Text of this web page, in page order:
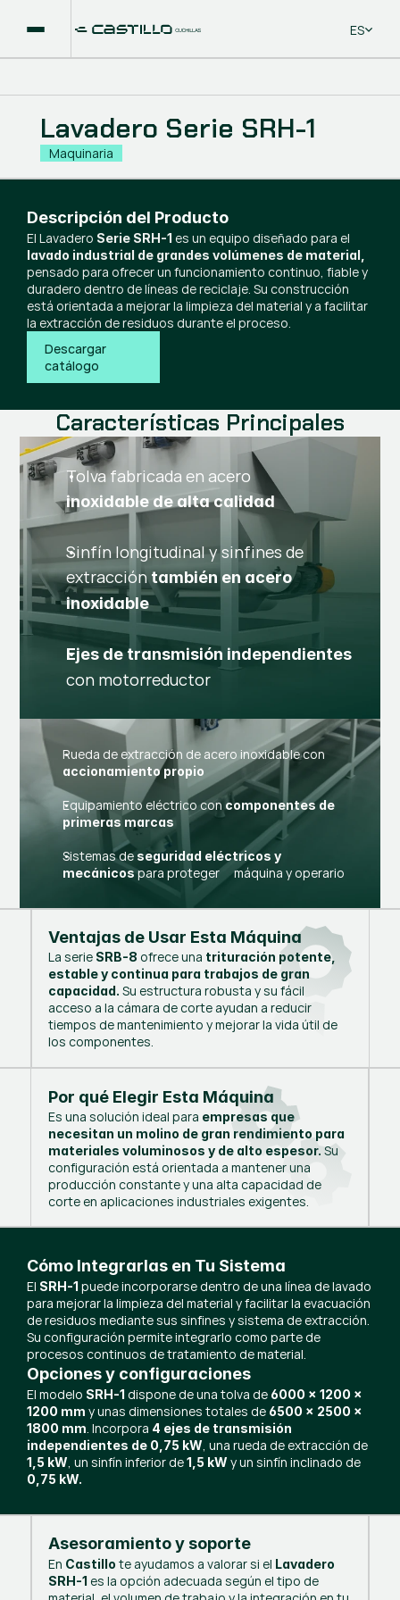
Select
ES
Lavadero Serie SRH-1
Maquinaria
Descripción del Producto
El Lavadero Serie SRH-1 es un equipo diseñado para el
lavado industrial de grandes volúmenes de material,
pensado para ofrecer un funcionamiento continuo, fiable y
duradero dentro de líneas de reciclaje. Su construcción
está orientada a mejorar la limpieza del material y a facilitar
la extracción de residuos durante el proceso.
Descargar
catálogo
Características Principales
Tolva fabricada en acero
inoxidable de alta calidad
Sinfín longitudinal y sinfines de
extraccióntambién en acero
inoxidable
Ejes de transmisión independientes
con motorreductor
Rueda de extracción de acero inoxidable con
accionamiento propio
Equipamiento eléctrico con componentes de
primeras marcas
Sistemas de seguridad eléctricos y
mecánicospara proteger máquina y operario
Cómo Integrarlas en Tu Sistema
El SRH-1 puede incorporarse dentro de una línea de lavado
para mejorar la limpieza del material y facilitar la evacuación
de residuos mediante sus sinfines y sistema de extracción.
Su configuración permite integrarlo como parte de
procesos continuos de tratamiento de material.
Opciones y configuraciones
El modelo SRH-1 dispone de una tolva de 6000 × 1200 ×
1200 mm y unas dimensiones totales de 6500 × 2500 ×
1800 mm. Incorpora 4 ejes de transmisión
independientes de 0,75 kW, una rueda de extracción de
1,5 kW, un sinfín inferior de1,5 kW y un sinfín inclinado de
0,75 kW.
Asesoramiento y soporte
En Castillo te ayudamos a valorar si el Lavadero
SRH-1 es la opción adecuada según el tipo de
Ventajas de Usar Esta Máquina
La serie SRB-8 ofrece una trituración potente,
estable y continua para trabajos de gran
capacidad. Su estructura robusta y su fácil
acceso a la cámara de corte ayudan a reducir
tiempos de mantenimiento y mejorar la vida útil de
los componentes.
Por qué Elegir Esta Máquina
Es una solución ideal para empresas que
necesitan un molino de gran rendimiento para
materiales voluminosos y de alto espesor. Su
configuración está orientada a mantener una
producción constante y una alta capacidad de
corte en aplicaciones industriales exigentes.